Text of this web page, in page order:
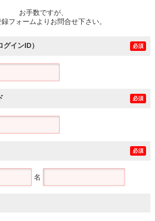
お手数ですが、
フォームよりお問合せ下さい。
インID） 必須
必須
必須
名